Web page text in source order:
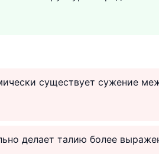
существует сужение
делает талию более